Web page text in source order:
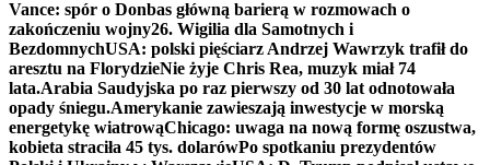
Vance: spór o Donbas główną barierą w rozmowach o
zakończeniu wojny26. Wigilia dla Samotnych i
BezdomnychUSA: polski pięściarz Andrzej Wawrzyk trafił do
aresztu na FlorydzieNie żyje Chris Rea, muzyk miał 74
lata.Arabia Saudyjska po raz pierwszy od 30 lat odnotowała
opady śniegu.Amerykanie zawieszają inwestycje w morską
energetykę wiatrowąChicago: uwaga na nową formę oszustwa,
kobieta straciła 45 tys. dolarówPo spotkaniu prezydentów